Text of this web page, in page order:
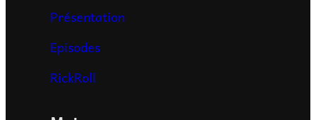
Présentation
Episodes
RickRoll